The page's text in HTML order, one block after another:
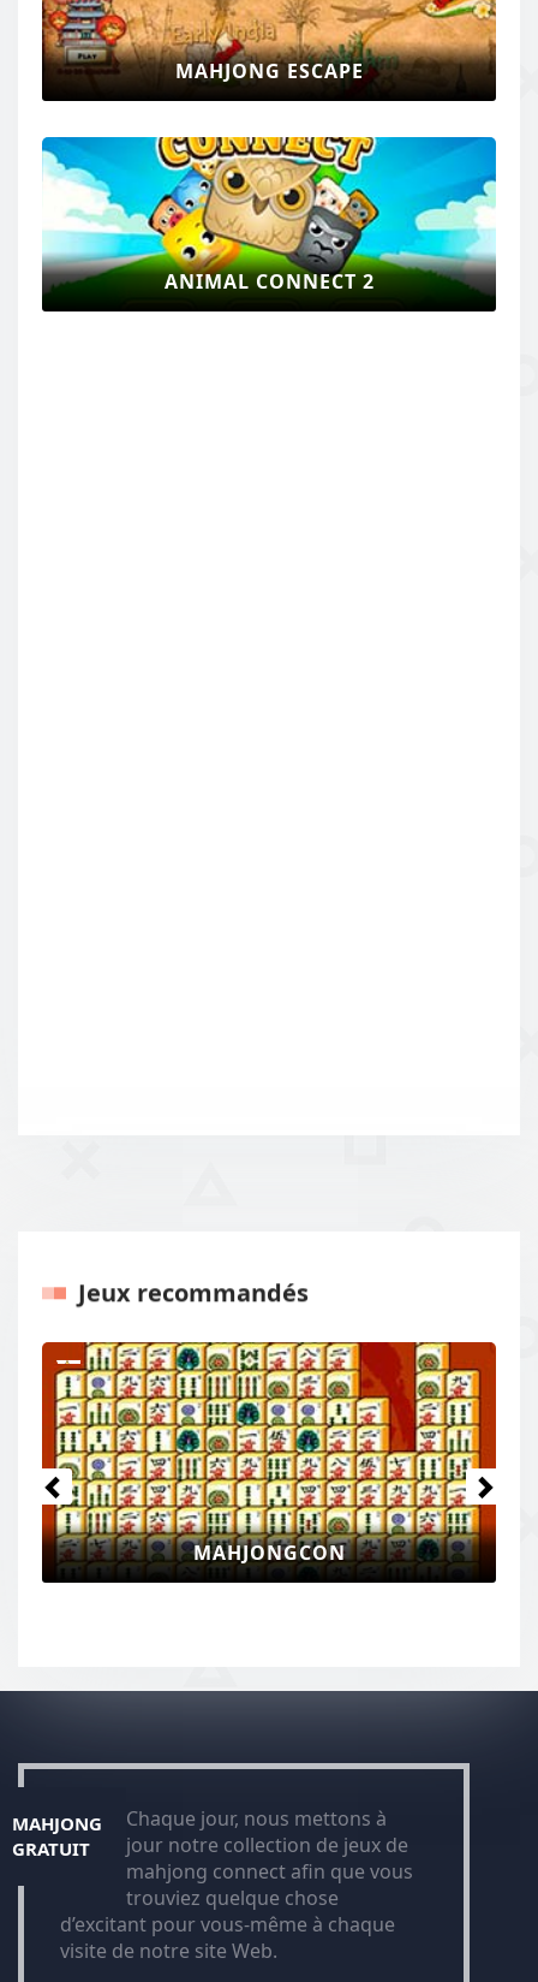
MAHJONG ESCAPE
ANIMAL CONNECT 2
Jeux recommandés
MAHJONG PAPILLON
Previous Next
MAHJONG
GRATUIT
Chaque jour, nous mettons à
jour notre collection de jeux de
mahjong connect afin que vous
trouviez quelque chose
d’excitant pour vous-même à chaque
visite de notre site Web.